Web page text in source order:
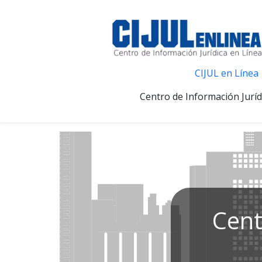
CIJUL en Línea
Centro de Información